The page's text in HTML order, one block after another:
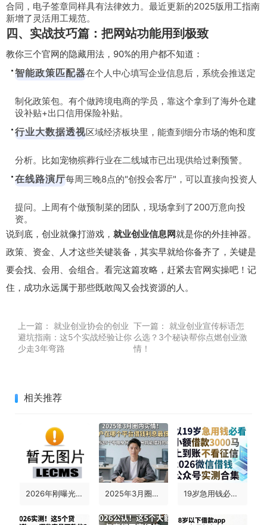
合同，电子签章同样具有法律效力。最近更新的2025版用工指南
新增了灵活用工规范。
四、实战技巧篇：把网站功能用到极致
教你三个官网的隐藏用法，90%的用户都不知道：
智能政策匹配器在个人中心填写企业信息后，系统会推送定
制化政策包。有个做跨境电商的学员，靠这个拿到了海外仓建
设补贴+出口信用保险补贴。
行业大数据透视区域经济板块里，能查到细分市场的饱和度
分析。比如宠物殡葬行业在二线城市已出现供给过剩预警。
在线路演厅每周三晚8点的"创投会客厅"，可以直接向投资人
提问。上周有个做预制菜的团队，现场拿到了200万意向投
资。
说到底，创业就像打游戏， 就业创业信息网就是你的外挂神器。
政策、资金、人才这些关键装备，其实早就给你备齐了，关键是
要会找、会用、会组合。看完这篇攻略，赶紧去官网实操吧！记
住，成功永远属于那些既敢闯又会找资源的人。
上一篇：
就业创业协会的创业
避坑指南：这5个实战经验让你
少走3年弯路
下一篇：
就业创业宣传标语怎
么选？3个秘诀帮你点燃创业激
情！
相关推荐
2026年刚曝光！这5个借款50000必下分期0门槛小额贷款app，资质要求不高 2025年3月圈内实情！黑户在哪个平台借钱利息最低？实测这5个不用身份证号就能借钱的APP 19岁急用钱必看！小额借款3000马上到账的不看征信，2026微信借钱公众号实测合集